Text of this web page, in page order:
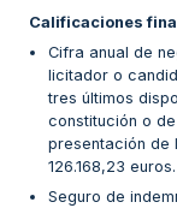
Calificaciones
Cifra anual de
licitador o
tres últimos
constitución o
presentación de
126.168,23 euros.
Seguro de